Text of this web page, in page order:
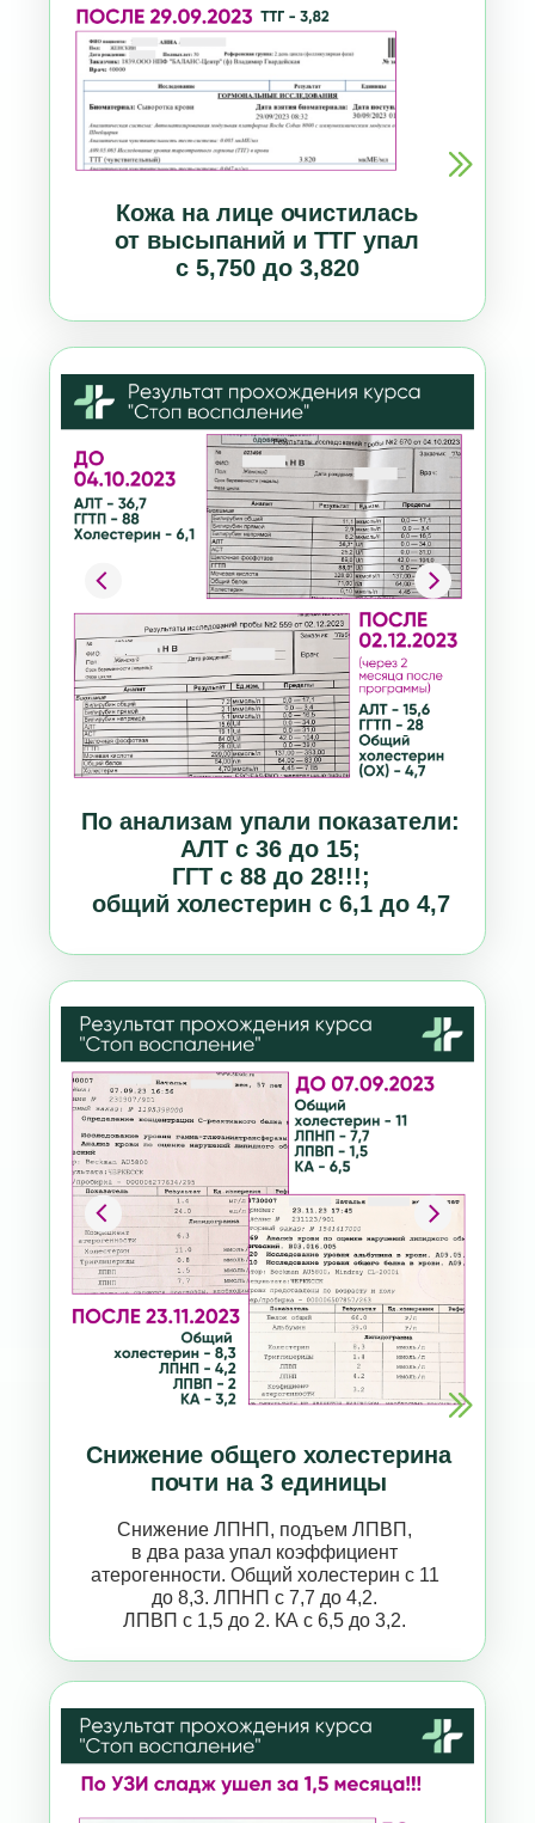
Кожа на лице очистилась
от высыпаний и ТТГ упал
с 5,750 до 3,820
По анализам упали показатели:
АЛТ с 36 до 15;
ГГТ с 88 до 28!!!;
общий холестерин с 6,1 до 4,7
Снижение общего холестерина
почти на 3 единицы
Снижение ЛПНП, подъем ЛПВП,
в два раза упал коэффициент
атерогенности. Общий холестерин с 11
до 8,3. ЛПНП с 7,7 до 4,2.
ЛПВП с 1,5 до 2. КА с 6,5 до 3,2.